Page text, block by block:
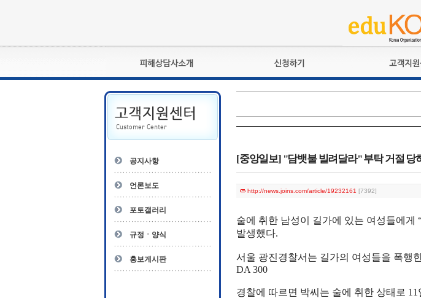
피해상담사란?
자격관리규정
상담사 자격증 확인
- 피해상담사 1급
- 전문수련감독자
- 전문수련기관
교육훈련
자격복원
공지
공지사항
언론보도
포토갤러리
규정ㆍ양식
홍보게시판
[중앙일보] "담뱃불 빌려달라" 부탁 거절 당
http://news.joins.com/article/19232161 [7392]
술에 취한 남성이 길가에 있는 여성들에게
발생했다.
서울 광진경찰서는 길가의 여성들을 폭행
DA 300
경찰에 따르면 박씨는 술에 취한 상태로